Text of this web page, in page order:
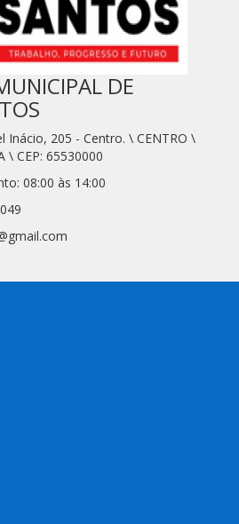
DE
Inácio, 205 - Centro. \ CENTRO \
\ CEP: 65530000
08:00 às 14:00